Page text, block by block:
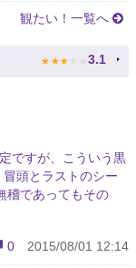
観たい！一覧へ
★ ★ ★ ★ ★ 3.1
ですが、こういう黒
頭とラストのシー
稽であってもその
0 2015/08/01 12:14